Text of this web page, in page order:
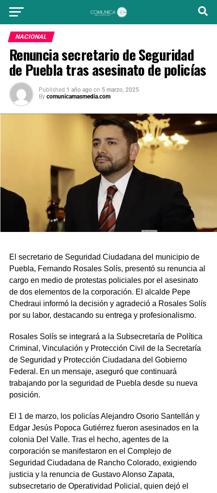
NACIONAL
Renuncia secretario de Seguridad
de Puebla tras asesinato de policías
Published 1 año ago on 5 marzo, 2025
By comunicamasmedia.com
El secretario de Seguridad Ciudadana del municipio de
Puebla, Fernando Rosales Solís, presentó su renuncia al
cargo en medio de protestas policiales por el asesinato
de dos elementos de la corporación. El alcalde Pepe
Chedraui informó la decisión y agradeció a Rosales Solís
por su labor, destacando su entrega y profesionalismo.
Rosales Solís se integrará a la Subsecretaría de Política
Criminal, Vinculación y Protección Civil de la Secretaría
de Seguridad y Protección Ciudadana del Gobierno
Federal. En un mensaje, aseguró que continuará
trabajando por la seguridad de Puebla desde su nueva
posición.
El 1 de marzo, los policías Alejandro Osorio Santellán y
Edgar Jesús Popoca Gutiérrez fueron asesinados en la
colonia Del Valle. Tras el hecho, agentes de la
corporación se manifestaron en el Complejo de
Seguridad Ciudadana de Rancho Colorado, exigiendo
justicia y la renuncia de Gustavo Alonso Zapata,
subsecretario de Operatividad Policial, quien dejó el